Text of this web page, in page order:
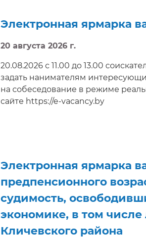
Электронная ярмарка
20 августа 2026 г.
20.08.2026 с 11.00 до 13.00
задать нанимателям
на собеседование в режиме
сайте https://e-vacancy.by
Электронная ярмарка
предпенсионного
судимость,
экономике, в том
Кличевского района